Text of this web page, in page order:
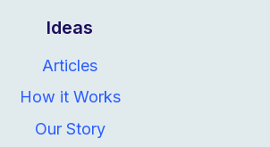
Ideas
Articles
How it Works
Our Story